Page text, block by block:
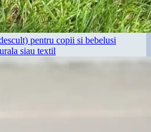
pentru copii si bebelusi
siau textil